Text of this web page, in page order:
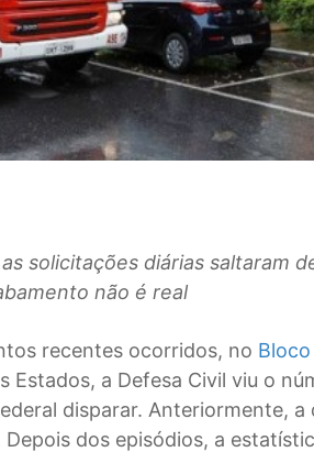
solicitações diárias saltaram
não é real
recentes ocorridos, no
Estados, a Defesa Civil viu o
disparar. Anteriormente,
Depois dos episódios, a